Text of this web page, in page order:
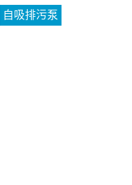
自吸排污泵